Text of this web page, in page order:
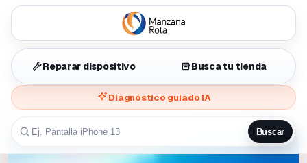
Reparar dispositivo Busca tu tienda
Diagnóstico guiado IA
Buscar